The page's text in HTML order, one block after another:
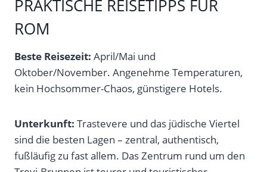
PRAKTISCHE REISETIPPS FÜR
ROM
Beste Reisezeit: April/Mai und
Oktober/November. Angenehme Temperaturen,
kein Hochsommer-Chaos, günstigere Hotels.
Unterkunft: Trastevere und das jüdische Viertel
sind die besten Lagen – zentral, authentisch,
fußläufig zu fast allem. Das Zentrum rund um den